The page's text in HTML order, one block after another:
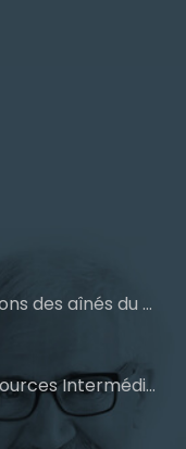
Le palmarès des meilleures Maisons des aînés du Québec
Le palmarès des meilleures Ressources Intermédiaires (RI)